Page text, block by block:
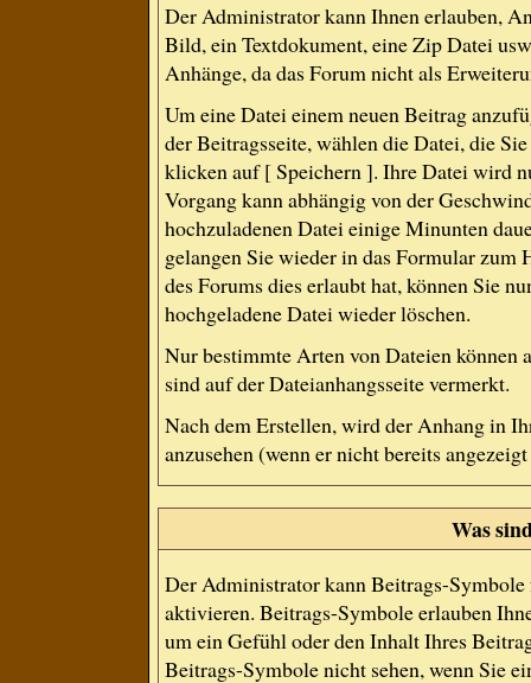
Der Administrator kann Ihnen erlauben,
Bild, ein Textdokument, eine Zip Datei
Anhänge, da das Forum nicht als
Um eine Datei einem neuen Beitrag
der Beitragsseite, wählen die Datei, die
klicken auf [ Speichern ]. Ihre Datei wird
Vorgang kann abhängig von der
hochzuladenen Datei einige Minunten
gelangen Sie wieder in das Formular
des Forums dies erlaubt hat, können Sie
hochgeladene Datei wieder löschen.
Nur bestimmte Arten von Dateien
sind auf der Dateianhangsseite vermerkt.
Nach dem Erstellen, wird der Anhang in
anzusehen (wenn er nicht bereits
Was
Der Administrator kann Beitrags-
aktivieren. Beitrags-Symbole erlauben
um ein Gefühl oder den Inhalt Ihres
Beitrags-Symbole nicht sehen, wenn Sie